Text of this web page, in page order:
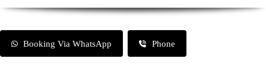
Booking Via WhatsApp Phone